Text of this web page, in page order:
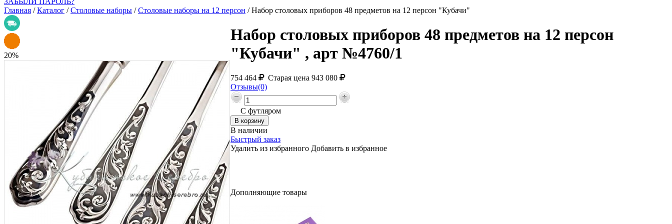
Главная /Каталог /Столовые наборы /Столовые наборы на 12 персон /Набор столовых приборов 48 предметов на 12 персон "Кубачи"
20%
Набор столовых приборов 48 предметов на 12 персон
"Кубачи" , арт №4760/1
754 464 Старая цена 943 080
Отзывы(0)
С футляром
В наличии
Быстрый заказ
Удалить из избранного Добавить в избранное
Дополняющие товары